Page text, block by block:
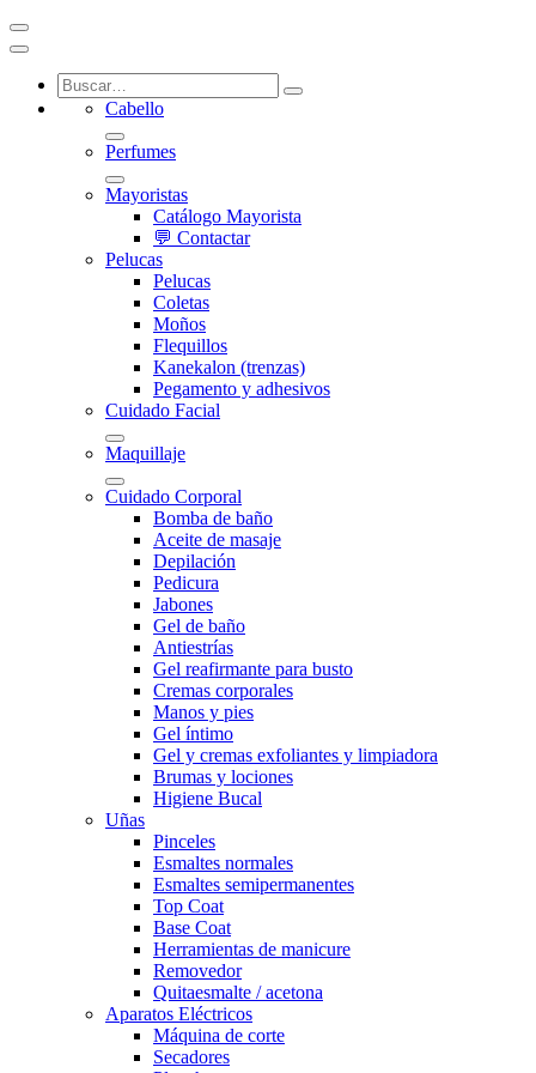
Cabello
Perfumes
Mayoristas
Catálogo Mayorista
💬 Contactar
Pelucas
Pelucas
Coletas
Moños
Flequillos
Kanekalon (trenzas)
Pegamento y adhesivos
Cuidado Facial
Maquillaje
Cuidado Corporal
Bomba de baño
Aceite de masaje
Depilación
Pedicura
Jabones
Gel de baño
Antiestrías
Gel reafirmante para busto
Cremas corporales
Manos y pies
Gel íntimo
Gel y cremas exfoliantes y limpiadora
Brumas y lociones
Higiene Bucal
Uñas
Pinceles
Esmaltes normales
Esmaltes semipermanentes
Top Coat
Base Coat
Herramientas de manicure
Removedor
Quitaesmalte / acetona
Aparatos Eléctricos
Máquina de corte
Secadores